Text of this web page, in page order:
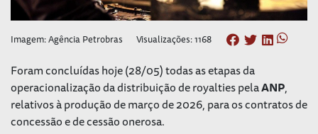
Imagem: Agência Petrobras Visualizações: 1168
Foram concluídas hoje (28/05) todas as etapas da
operacionalização da distribuição de royalties pelaANP,
relativos à produção de março de 2026, para os contratos de
concessão e de cessão onerosa.